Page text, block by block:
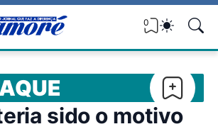
0
sido o motivo